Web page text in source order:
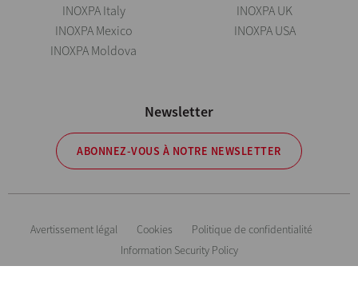
INOXPA Italy
INOXPA Mexico
INOXPA Moldova
INOXPA UK
INOXPA USA
Newsletter
ABONNEZ-VOUS À NOTRE NEWSLETTER
Avertissement légal Cookies
Politique de confidentialité
Information Security Policy